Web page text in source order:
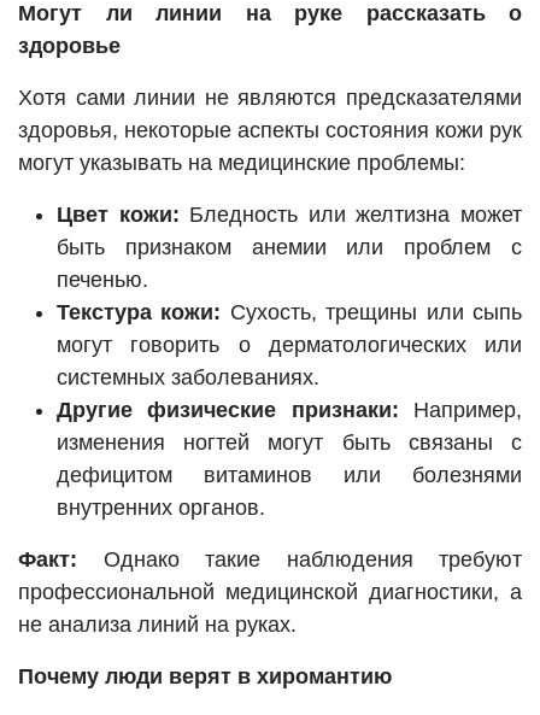
Могут ли линии на руке рассказать о
здоровье
Хотя сами линии не являются предсказателями
здоровья, некоторые аспекты состояния кожи рук
могут указывать на медицинские проблемы:
Цвет кожи: Бледность или желтизна может
быть признаком анемии или проблем с
печенью.
Текстура кожи: Сухость, трещины или сыпь
могут говорить о дерматологических или
системных заболеваниях.
Другие физические признаки: Например,
изменения ногтей могут быть связаны с
дефицитом витаминов или болезнями
внутренних органов.
Факт: Однако такие наблюдения требуют
профессиональной медицинской диагностики, а
не анализа линий на руках.
Почему люди верят в хиромантию